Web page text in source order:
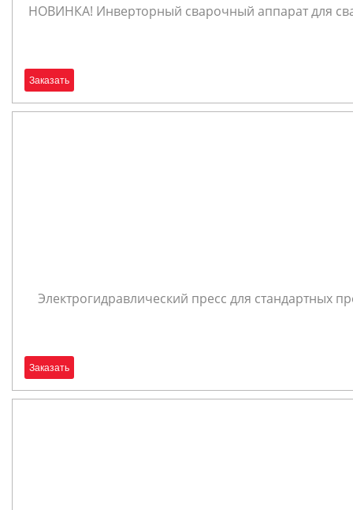
НОВИНКА! Инверторный сварочный аппарат для
Заказать
Электрогидравлический пресс для стандартных
Заказать